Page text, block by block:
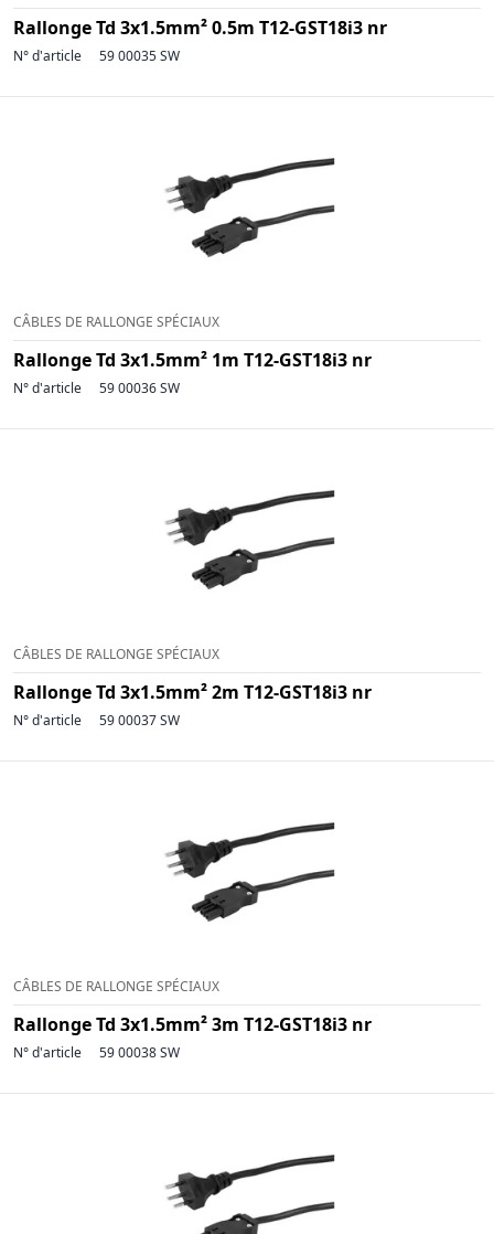
Rallonge Td 3x1.5mm² 0.5m T12-GST18i3 nr
N° d'article 59 00035 SW
CÂBLES DE RALLONGE SPÉCIAUX
Rallonge Td 3x1.5mm² 1m T12-GST18i3 nr
N° d'article 59 00036 SW
CÂBLES DE RALLONGE SPÉCIAUX
Rallonge Td 3x1.5mm² 2m T12-GST18i3 nr
N° d'article 59 00037 SW
CÂBLES DE RALLONGE SPÉCIAUX
Rallonge Td 3x1.5mm² 3m T12-GST18i3 nr
N° d'article 59 00038 SW